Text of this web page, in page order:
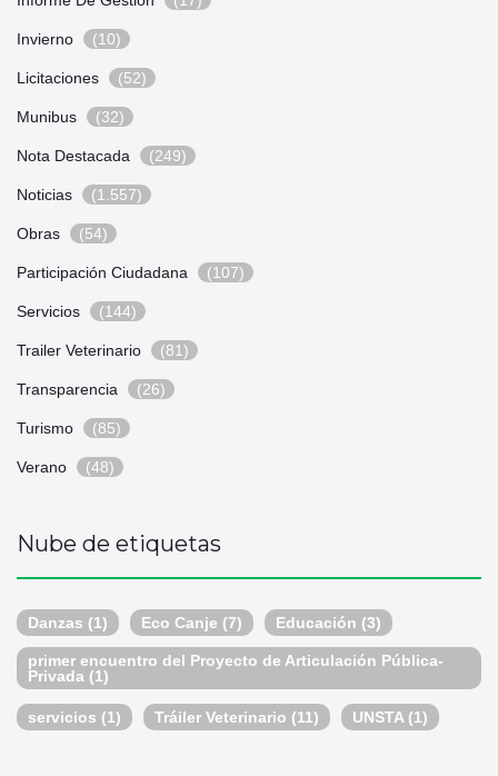
Invierno (10)
Licitaciones (52)
Munibus (32)
Nota Destacada (249)
Noticias (1.557)
Obras (54)
Participación Ciudadana (107)
Servicios (144)
Trailer Veterinario (81)
Transparencia (26)
Turismo (85)
Verano (48)
Nube de etiquetas
Danzas (1) Eco Canje (7) Educación (3)
primer encuentro del Proyecto de Articulación Pública-
Privada (1)
servicios (1) Tráiler Veterinario (11) UNSTA (1)